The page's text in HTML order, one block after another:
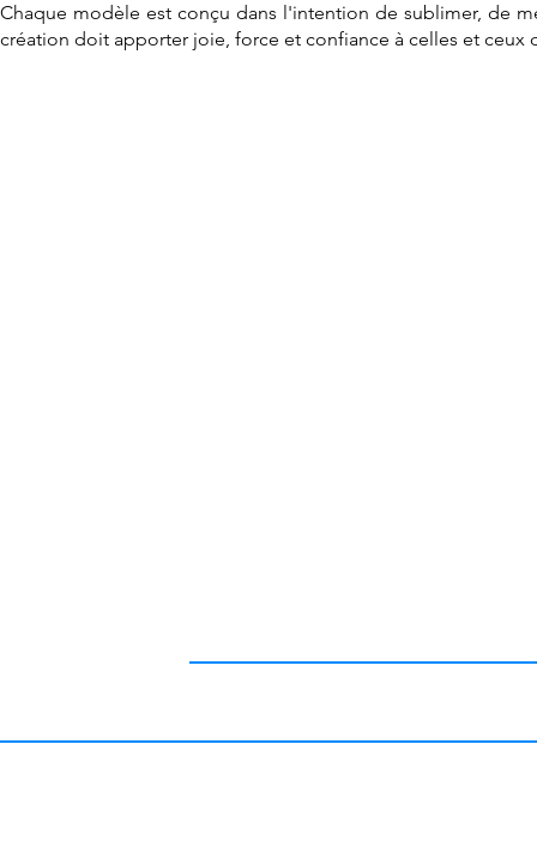
Chaque modèle est conçu dans l'intention de sublimer, de
création doit apporter joie, force et confiance à celles et ceux